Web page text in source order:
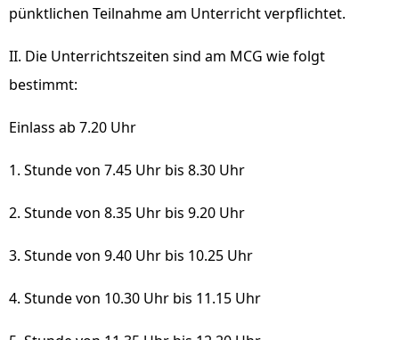
pünktlichen Teilnahme am Unterricht verpflichtet.
II. Die Unterrichtszeiten sind am MCG wie folgt
bestimmt:
Einlass ab 7.20 Uhr
1. Stunde von 7.45 Uhr bis 8.30 Uhr
2. Stunde von 8.35 Uhr bis 9.20 Uhr
3. Stunde von 9.40 Uhr bis 10.25 Uhr
4. Stunde von 10.30 Uhr bis 11.15 Uhr